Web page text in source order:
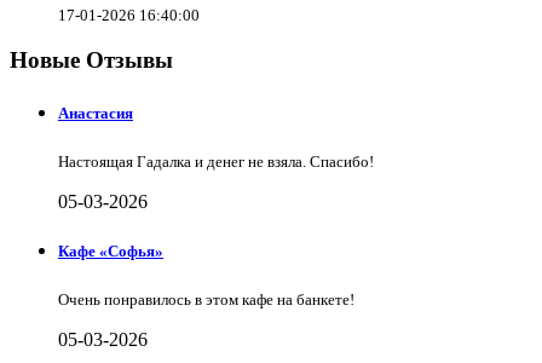
17-01-2026 16:40:00
Новые Отзывы
Анастасия
Настоящая Гадалка и денег не взяла. Спасибо!
05-03-2026
Кафе «Софья»
Очень понравилось в этом кафе на банкете!
05-03-2026